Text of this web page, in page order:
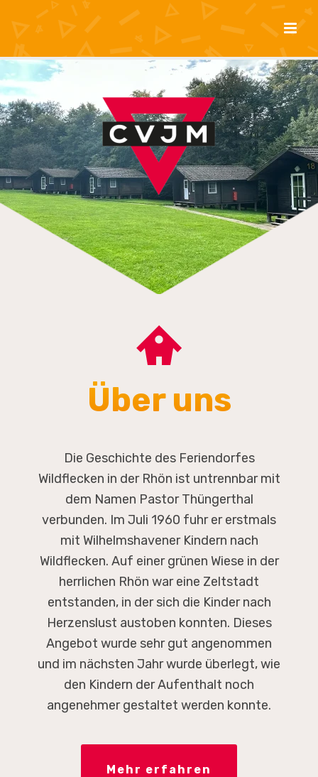
Über uns
Die Geschichte des Feriendorfes
Wildflecken in der Rhön ist untrennbar mit
dem Namen Pastor Thüngerthal
verbunden. Im Juli 1960 fuhr er erstmals
mit Wilhelmshavener Kindern nach
Wildflecken. Auf einer grünen Wiese in der
herrlichen Rhön war eine Zeltstadt
entstanden, in der sich die Kinder nach
Herzenslust austoben konnten. Dieses
Angebot wurde sehr gut angenommen
und im nächsten Jahr wurde überlegt, wie
den Kindern der Aufenthalt noch
angenehmer gestaltet werden konnte.
Mehr erfahren